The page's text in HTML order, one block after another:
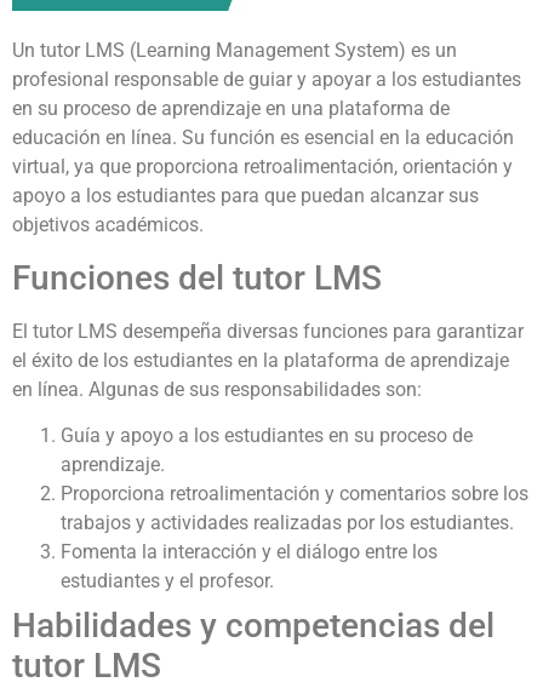
Un tutor LMS (Learning Management System) es un
profesional responsable de guiar y apoyar a los estudiantes
en su proceso de aprendizaje en una plataforma de
educación en línea. Su función es esencial en la educación
virtual, ya que proporciona retroalimentación, orientación y
apoyo a los estudiantes para que puedan alcanzar sus
objetivos académicos.
Funciones del tutor LMS
El tutor LMS desempeña diversas funciones para garantizar
el éxito de los estudiantes en la plataforma de aprendizaje
en línea. Algunas de sus responsabilidades son:
Guía y apoyo a los estudiantes en su proceso de
aprendizaje.
Proporciona retroalimentación y comentarios sobre los
trabajos y actividades realizadas por los estudiantes.
Fomenta la interacción y el diálogo entre los
estudiantes y el profesor.
Habilidades y competencias del
tutor LMS